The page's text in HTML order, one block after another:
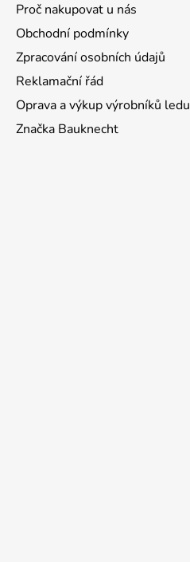
Proč nakupovat u nás
Obchodní podmínky
Zpracování osobních údajů
Reklamační řád
Oprava a výkup výrobníků ledu
Značka Bauknecht